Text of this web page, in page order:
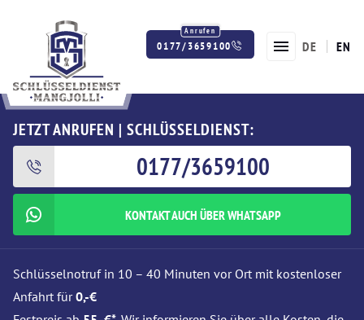
0177/3659100 DE EN
JETZT ANRUFEN | SCHLÜSSELDIENST:
0177/3659100
KONTAKT AUCH ÜBER WHATSAPP
Schlüsselnotruf in 10 – 40 Minuten vor Ort mit kostenloser
Anfahrt für0,-€